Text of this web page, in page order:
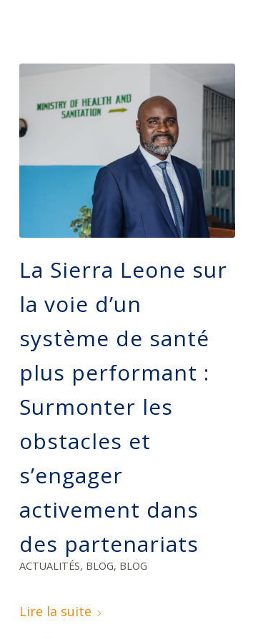
La Sierra Leone sur
la voie d’un
système de santé
plus performant :
Surmonter les
obstacles et
s’engager
activement dans
des partenariats
ACTUALITÉS, BLOG, BLOG
Lire la suite